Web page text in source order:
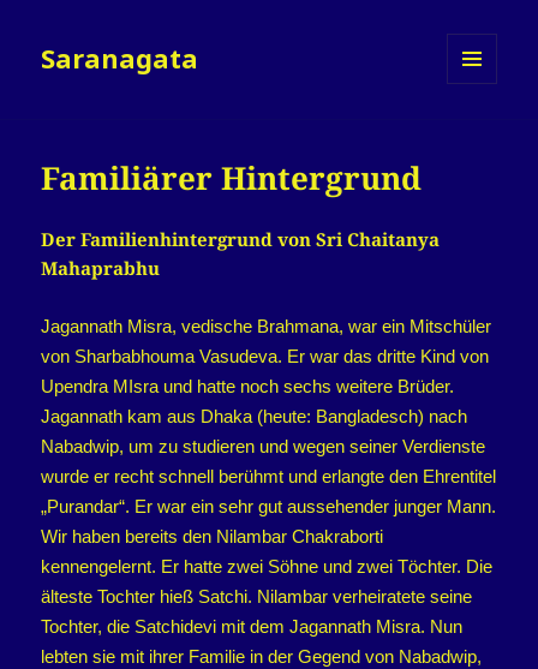
Saranagata
Familiärer Hintergrund
Der Familienhintergrund von Sri Chaitanya
Mahaprabhu
Jagannath Misra, vedische Brahmana, war ein Mitschüler
von Sharbabhouma Vasudeva. Er war das dritte Kind von
Upendra MIsra und hatte noch sechs weitere Brüder.
Jagannath kam aus Dhaka (heute: Bangladesch) nach
Nabadwip, um zu studieren und wegen seiner Verdienste
wurde er recht schnell berühmt und erlangte den Ehrentitel
„Purandar“. Er war ein sehr gut aussehender junger Mann.
Wir haben bereits den Nilambar Chakraborti
kennengelernt. Er hatte zwei Söhne und zwei Töchter. Die
älteste Tochter hieß Satchi. Nilambar verheiratete seine
Tochter, die Satchidevi mit dem Jagannath Misra. Nun
lebten sie mit ihrer Familie in der Gegend von Nabadwip,